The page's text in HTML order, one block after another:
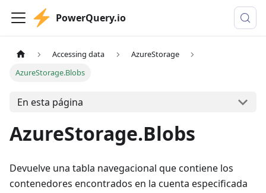
PowerQuery.io
Accessing data
AzureStorage
AzureStorage.Blobs
En esta página
AzureStorage.Blobs
Devuelve una tabla navegacional que contiene los
contenedores encontrados en la cuenta especificada